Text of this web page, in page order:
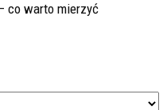
co warto mierzyć